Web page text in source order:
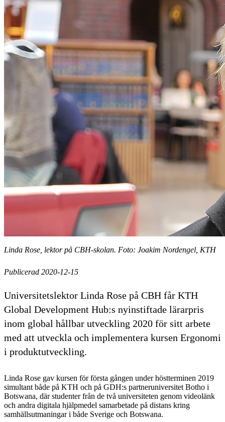
Linda Rose, lektor på CBH-skolan. Foto: Joakim Nordengel, KTH
Publicerad 2020-12-15
Universitetslektor Linda Rose på CBH får KTH
Global Development Hub:s nyinstiftade lärarpris
inom global hållbar utveckling 2020 för sitt arbete
med att utveckla och implementera kursen Ergonomi
i produktutveckling.
Linda Rose gav kursen för första gången under höstterminen 2019
simultant både på KTH och på GDH:s partneruniversitet Botho i
Botswana, där studenter från de två universiteten genom videolänk
och andra digitala hjälpmedel samarbetade på distans kring
samhällsutmaningar i både Sverige och Botswana.